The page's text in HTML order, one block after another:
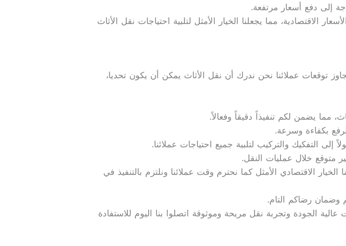
إلى دفع أسعار مرتفعة.
الاقتصادية، مما يجعلنا الخيار الأمثل لتلبية احتياجات نقل الأثاث
توقعات عملائنا نحن ندرك أن نقل الأثاث يمكن أن يكون تحديا،
مما يضمن لكم تنفيذاً دقيقاً وفعالاً.
بكفاءة وسرعة.
التفكيك والتركيب لتلبية جميع احتياجات عملائنا.
متوقع خلال عمليات النقل.
الاقتصادي الأمثل كما نحترم وقت عملائنا ونلتزم بالتنفيذ في
وضمان رضاكم التام.
الجودة وتجربة نقل مريحة وموثوقة اتصلوا بنا اليوم للاستفادة